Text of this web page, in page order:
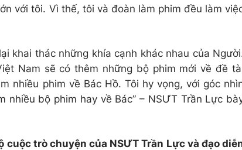
với tôi. Vì thế, tôi và đoàn làm phim đều làm
khai thác những khía cạnh khác nhau của
Nam sẽ có thêm những bộ phim mới về đề
nhiều phim về Bác Hồ. Tôi hy vọng, với góc
nhiều bộ phim hay về Bác” – NSƯT Trần Lực
trò chuyện của NSƯT Trần Lực và đạo